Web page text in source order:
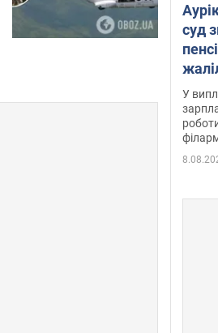
суд
У